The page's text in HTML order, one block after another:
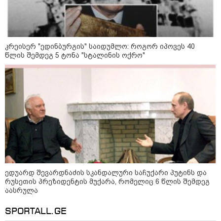
კატეგორიები
კრეისერ "ედინბურგის" საიდუმლო: როგორ იპოვეს 40
წლის შემდეგ 5 ტონა "სტალინის ოქრო"
ედუარდ შევარდნაძის სკანდალური საჩუქარი პუტინს და
რუსეთის პრეზიდენტის მუქარა, რომელიც 6 წლის შემდეგ
აასრულა
SPORTALL.GE